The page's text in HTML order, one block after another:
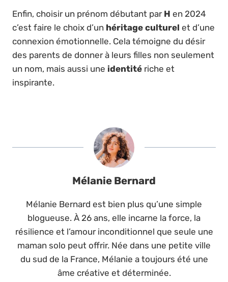
Enfin, choisir un prénom débutant par H en 2024
c’est faire le choix d’un héritage culturel et d’une
connexion émotionnelle. Cela témoigne du désir
des parents de donner à leurs filles non seulement
un nom, mais aussi une identité riche et
inspirante.
Mélanie Bernard
Mélanie Bernard est bien plus qu’une simple
blogueuse. À 26 ans, elle incarne la force, la
résilience et l’amour inconditionnel que seule une
maman solo peut offrir. Née dans une petite ville
du sud de la France, Mélanie a toujours été une
âme créative et déterminée.